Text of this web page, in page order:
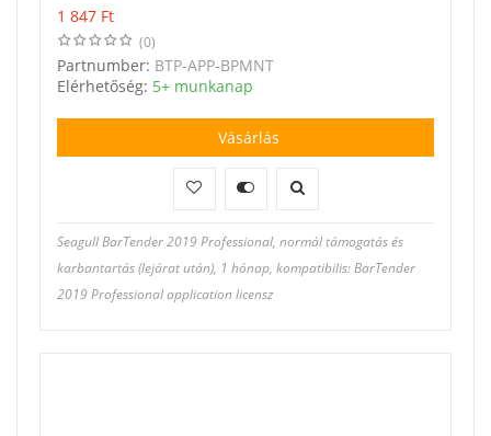
1 847 Ft
(0)
Partnumber: BTP-APP-BPMNT
Elérhetőség: 5+ munkanap
Vásárlás
Seagull BarTender 2019 Professional, normál támogatás és
karbantartás (lejárat után), 1 hónap, kompatibilis: BarTender
2019 Professional application licensz